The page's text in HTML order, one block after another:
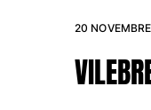
Vedi tutti i
Collaborazioni
20